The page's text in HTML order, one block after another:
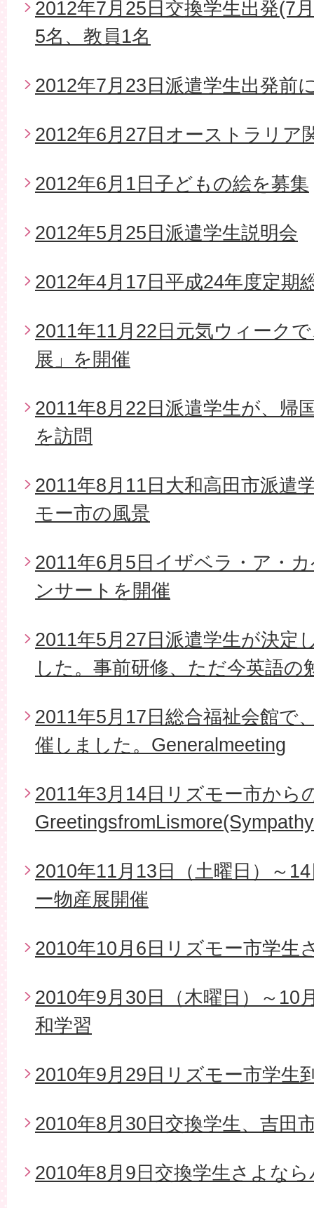
2012年7月25日交換学生出発(7
5名、教員1名
2012年7月23日派遣学生出発前
2012年6月27日オーストラリア
2012年6月1日子どもの絵を募集
2012年5月25日派遣学生説明会
2012年4月17日平成24年度定期
2011年11月22日元気ウィーク
展」を開催
2011年8月22日派遣学生が、帰
を訪問
2011年8月11日大和高田市派遣
モー市の風景
2011年6月5日イザベラ・ア・
ンサートを開催
2011年5月27日派遣学生が決定
した。事前研修、ただ今英語の
2011年5月17日総合福祉会館で
催しました。Generalmeeting
2011年3月14日リズモー市から
2010年11月13日（土曜日）～
ー物産展開催
2010年10月6日リズモー市学生
2010年9月30日（木曜日）～10
和学習
2010年9月29日リズモー市学生
2010年8月30日交換学生、吉田
2010年8月9日交換学生さよな